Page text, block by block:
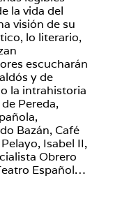
la vida del
visión de su
lo literario,
escucharán
y de
la intrahistoria
Pereda,
Bazán, Café
Isabel II,
Obrero
Español…